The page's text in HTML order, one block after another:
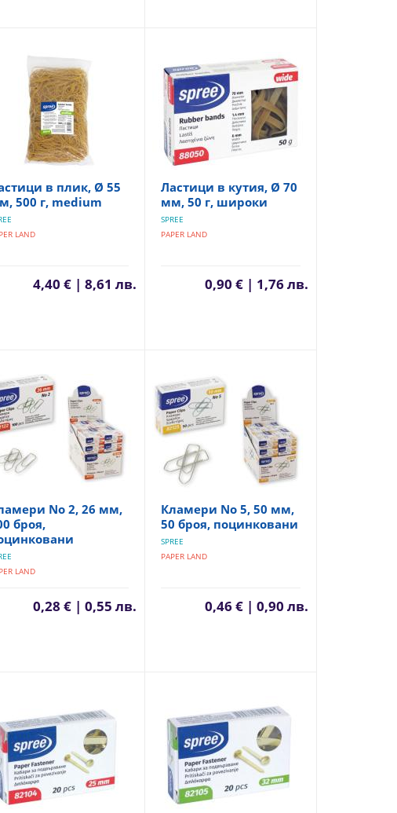
в плик, Ø 55
500 г, medium
LAND
4,40 € | 8,61 лв.
Ластици в кутия, Ø 70
мм, 50 г, широки
SPREE
PAPER LAND
0,90 € | 1,76 лв.
No 2, 26 мм,
броя,
LAND
0,28 € | 0,55 лв.
Кламери No 5, 50 мм,
50 броя, поцинковани
SPREE
PAPER LAND
0,46 € | 0,90 лв.